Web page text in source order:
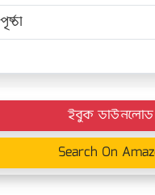
ইবুক
Search On